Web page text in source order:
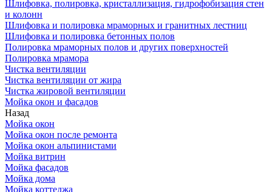
Шлифовка, полировка, кристаллизация, гидрофобизация стен
и колонн
Шлифовка и полировка мраморных и гранитных лестниц
Шлифовка и полировка бетонных полов
Полировка мраморных полов и других поверхностей
Полировка мрамора
Чистка вентиляции
Чистка вентиляции от жира
Чистка жировой вентиляции
Мойка окон и фасадов
Назад
Мойка окон
Мойка окон после ремонта
Мойка окон альпинистами
Мойка витрин
Мойка фасадов
Мойка дома
Мойка коттеджа